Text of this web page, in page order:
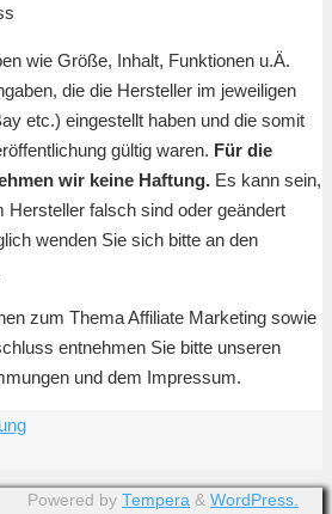
wie Größe, Inhalt, Funktionen u.Ä.
die die Hersteller im jeweiligen
etc.) eingestellt haben und die somit
gültig waren. Für die
wir keine Haftung. Es kann sein,
Hersteller falsch sind oder geändert
wenden Sie sich bitte an den
zum Thema Affiliate Marketing sowie
entnehmen Sie bitte unseren
und dem Impressum.
Powered by Tempera & WordPress.